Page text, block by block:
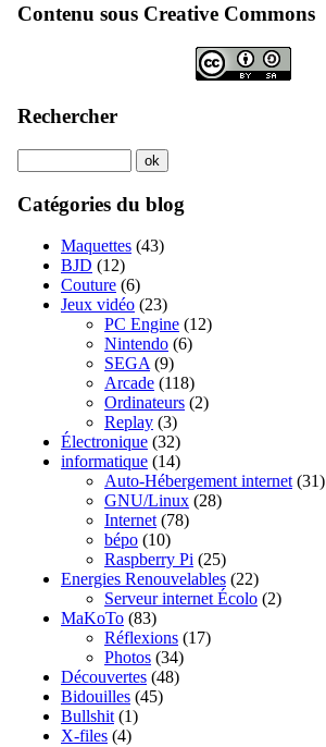
Contenu sous Creative Commons
Rechercher
Catégories du blog
Maquettes (43)
BJD (12)
Couture (6)
Jeux vidéo (23)
PC Engine (12)
Nintendo (6)
SEGA (9)
Arcade (118)
Ordinateurs (2)
Replay (3)
Électronique (32)
informatique (14)
Auto-Hébergement internet (31)
GNU/Linux (28)
Internet (78)
bépo (10)
Raspberry Pi (25)
Energies Renouvelables (22)
Serveur internet Écolo (2)
MaKoTo (83)
Réflexions (17)
Photos (34)
Découvertes (48)
Bidouilles (45)
Bullshit (1)
X-files (4)